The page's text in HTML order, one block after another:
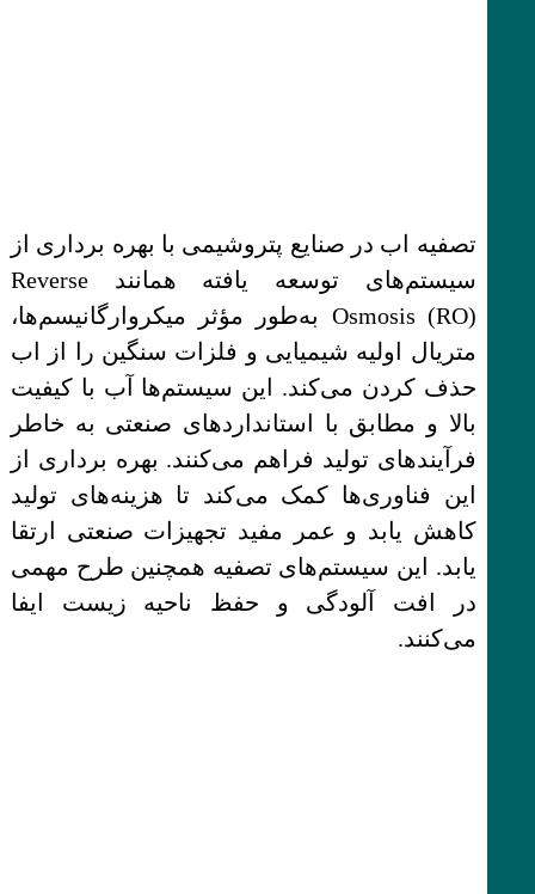
تصفیه اب در صنایع پتروشیمی با بهره برداری از
سیستم‌های توسعه یافته همانند Reverse
Osmosis (RO) به‌طور مؤثر میکروارگانیسم‌ها،
متریال اولیه شیمیایی و فلزات سنگین را از اب
حذف کردن می‌کند. این سیستم‌ها آب با کیفیت
بالا و مطابق با استانداردهای صنعتی به خاطر
فرآیندهای تولید فراهم می‌کنند. بهره برداری از
این فناوری‌ها کمک می‌کند تا هزینه‌های تولید
کاهش یابد و عمر مفید تجهیزات صنعتی ارتقا
یابد. این سیستم‌های تصفیه همچنین طرح مهمی
در افت آلودگی و حفظ ناحیه زیست ایفا
می‌کنند.